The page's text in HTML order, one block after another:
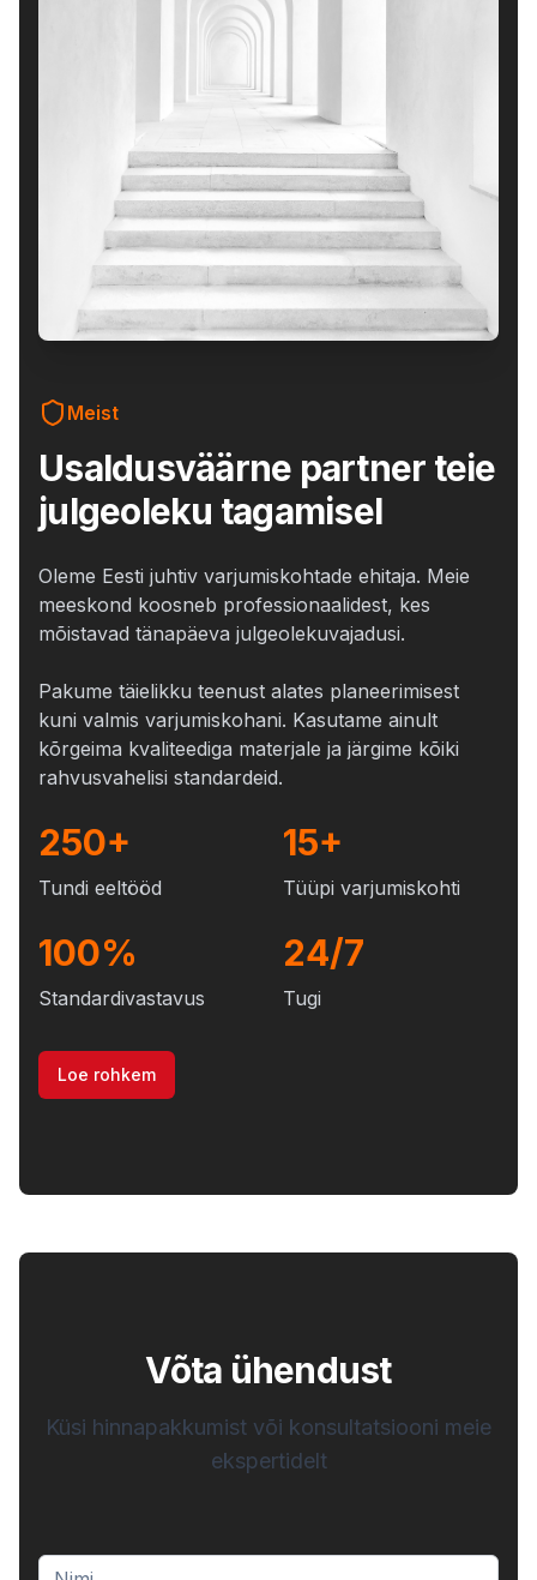
Meist
Usaldusväärne partner teie
julgeoleku tagamisel
Oleme Eesti juhtiv varjumiskohtade ehitaja. Meie
meeskond koosneb professionaalidest, kes
mõistavad tänapäeva julgeolekuvajadusi.
Pakume täielikku teenust alates planeerimisest
kuni valmis varjumiskohani. Kasutame ainult
kõrgeima kvaliteediga materjale ja järgime kõiki
rahvusvahelisi standardeid.
250+
Tundi eeltööd
15+
Tüüpi varjumiskohti
100%
Standardivastavus
24/7
Tugi
Loe rohkem
Võta ühendust
Küsi hinnapakkumist või konsultatsiooni meie
ekspertidelt